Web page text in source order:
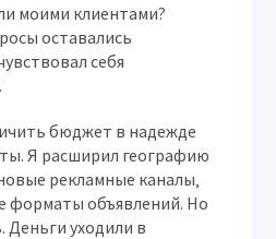
моими клиентами?
оставались
себя
бюджет в надежде
Я расширил географию
рекламные каналы‚
форматы объявлений. Но
Деньги уходили в